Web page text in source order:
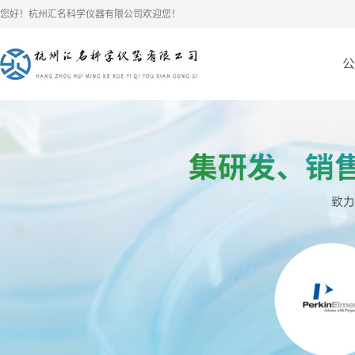
您好！杭州汇名科学仪器有限公司欢迎您！